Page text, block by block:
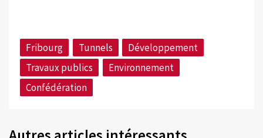
Fribourg Tunnels
Développement
Travaux publics
Environnement
Confédération